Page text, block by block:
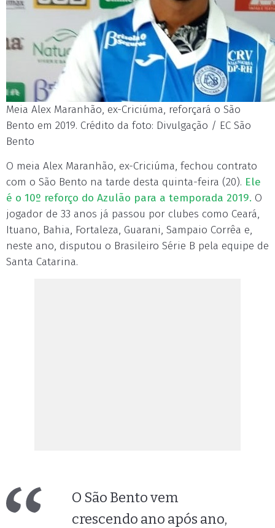
Meia Alex Maranhão, ex-Criciúma, reforçará o São
Bento em 2019. Crédito da foto: Divulgação / EC São
Bento
O meia Alex Maranhão, ex-Criciúma, fechou contrato
com o São Bento na tarde desta quinta-feira (20). Ele
é o 10º reforço do Azulão para a temporada 2019. O
jogador de 33 anos já passou por clubes como Ceará,
Ituano, Bahia, Fortaleza, Guarani, Sampaio Corrêa e,
neste ano, disputou o Brasileiro Série B pela equipe de
Santa Catarina.
O São Bento vem
crescendo ano após ano,